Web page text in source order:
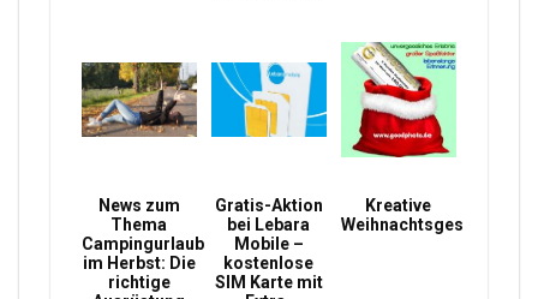
News zum
Thema
Campingurlaub
im Herbst: Die
richtige
Gratis-Aktion
bei Lebara
Mobile –
kostenlose
SIM Karte mit
Kreative
Weihnachtsgeschenke